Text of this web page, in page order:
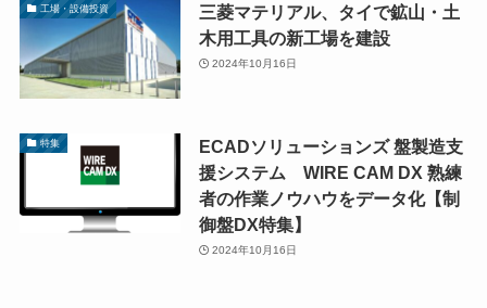
工場・設備投資
三菱マテリアル、タイで鉱山・土
木用工具の新工場を建設
2024年10月16日
特集
ECADソリューションズ 盤製造支
援システム WIRE CAM DX 熟練
者の作業ノウハウをデータ化【制
御盤DX特集】
2024年10月16日